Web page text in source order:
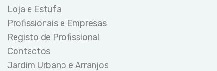
Loja e Estufa
Profissionais e Empresas
Registo de Profissional
Contactos
Jardim Urbano e Arranjos